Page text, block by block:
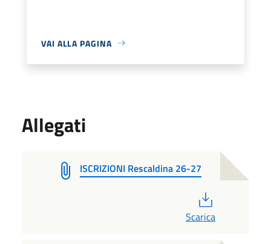
VAI ALLA PAGINA
Allegati
ISCRIZIONI Rescaldina 26-27
Scarica